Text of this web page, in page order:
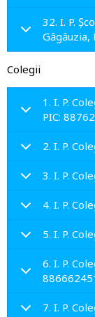
32. I. P.
Găgăuzia,
Colegii
1. I. P.
PIC:
2. I. P.
3. I. P.
4. I. P.
5. I. P.
6. I. P.
7. I. P.